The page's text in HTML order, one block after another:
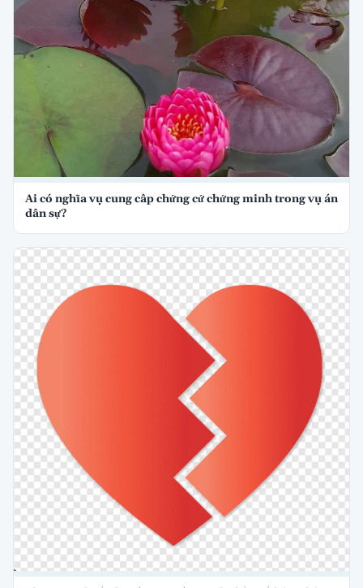
Ai có nghĩa vụ cung cấp chứng cứ chứng minh trong vụ án
dân sự?